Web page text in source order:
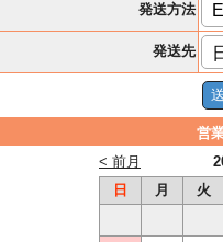
発送方法
発送先
営
< 前月
日
月 火